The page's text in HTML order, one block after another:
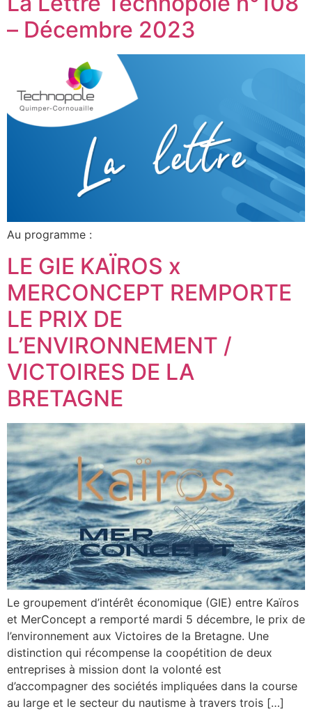
– Décembre 2023
Au programme :
LE GIE KAÏROS x
MERCONCEPT REMPORTE
LE PRIX DE
L’ENVIRONNEMENT /
VICTOIRES DE LA
BRETAGNE
Le groupement d’intérêt économique (GIE) entre Kaïros
et MerConcept a remporté mardi 5 décembre, le prix de
l’environnement aux Victoires de la Bretagne. Une
distinction qui récompense la coopétition de deux
entreprises à mission dont la volonté est
d’accompagner des sociétés impliquées dans la course
au large et le secteur du nautisme à travers trois […]